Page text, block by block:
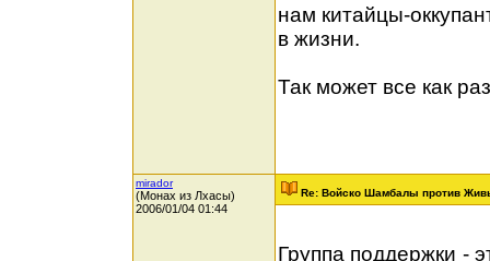
нам китайцы-
в жизни.
Так может все как
mirador
(Монах из Лхасы)
2006/01/04 01:44
Re: Войско Шамбалы против
Группа поддержки -